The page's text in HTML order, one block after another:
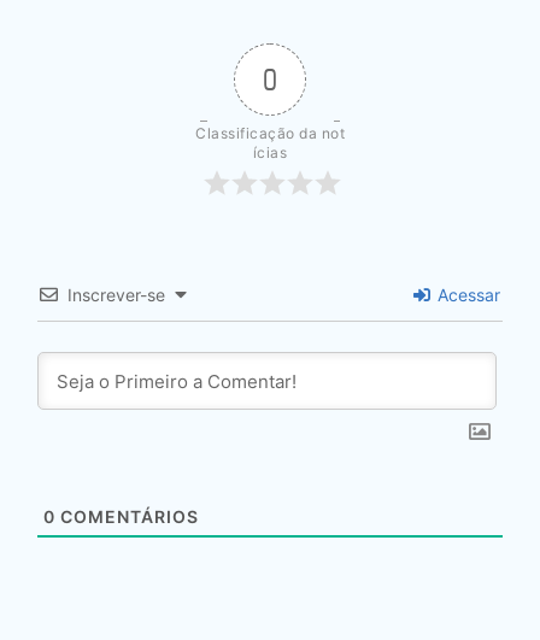
0
Classificação da not
ícias
Inscrever-se Acessar
0 COMENTÁRIOS